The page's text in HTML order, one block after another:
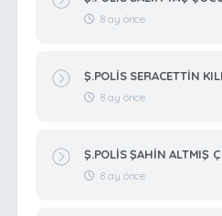
8 ay önce
Ş.POLİS SERACETTİN
8 ay önce
Ş.POLİS ŞAHİN ALTMIŞ
8 ay önce